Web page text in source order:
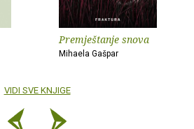
Premještanje snova
Mihaela Gašpar
VIDI SVE KNJIGE